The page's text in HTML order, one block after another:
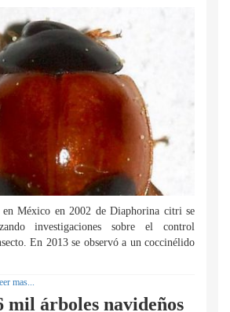
en México en 2002 de Diaphorina citri se
investigaciones sobre el control
En 2013 se observó a un coccinélido
mas...
mil árboles navideños